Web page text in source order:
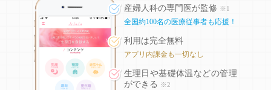
産婦人科の専門医が監修 ※1
全国約100名の医療従事者も応援！
利用は完全無料
アプリ内課金も一切なし
生理日や基礎体温などの管理
ができる
※2